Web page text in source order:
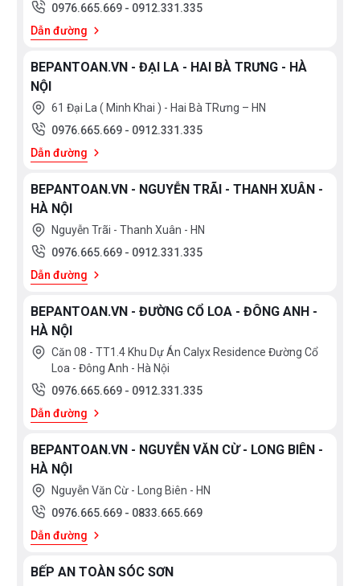
0976.665.669 - 0912.331.335
Dẫn đường
BEPANTOAN.VN - ĐẠI LA - HAI BÀ TRƯNG - HÀ
NỘI
61 Đại La ( Minh Khai ) - Hai Bà TRưng – HN
0976.665.669 - 0912.331.335
Dẫn đường
BEPANTOAN.VN - NGUYỄN TRÃI - THANH XUÂN -
HÀ NỘI
Nguyễn Trãi - Thanh Xuân - HN
0976.665.669 - 0912.331.335
Dẫn đường
BEPANTOAN.VN - ĐƯỜNG CỔ LOA - ĐÔNG ANH -
HÀ NỘI
Căn 08 - TT1.4 Khu Dự Án Calyx Residence Đường Cổ
Loa - Đông Anh - Hà Nội
0976.665.669 - 0912.331.335
Dẫn đường
BEPANTOAN.VN - NGUYỄN VĂN CỪ - LONG BIÊN -
HÀ NỘI
Nguyễn Văn Cừ - Long Biên - HN
0976.665.669 - 0833.665.669
Dẫn đường
BẾP AN TOÀN SÓC SƠN